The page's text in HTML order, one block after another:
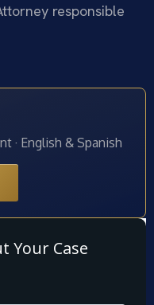
responsible
· English & Spanish